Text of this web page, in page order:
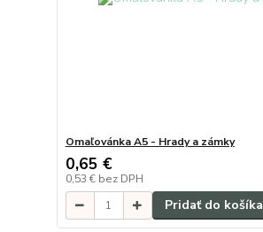
Omaľovánka A5 - Hrady a zámky
0,65 €
0,53 € bez DPH
Pridať do košíka